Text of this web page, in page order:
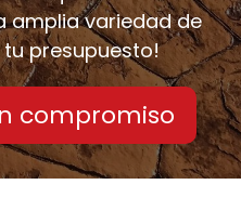
amplia variedad de
tu presupuesto!
compromiso